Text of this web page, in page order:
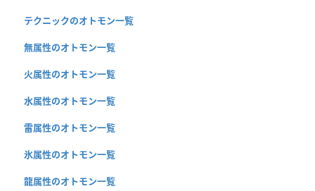
テクニックのオトモン一覧
無属性のオトモン一覧
火属性のオトモン一覧
水属性のオトモン一覧
雷属性のオトモン一覧
氷属性のオトモン一覧
龍属性のオトモン一覧